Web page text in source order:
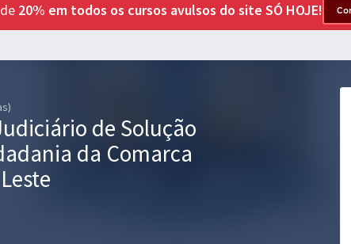
20% em todos os cursos avulsos do site SÓ HOJE!
de Solução
da Comarca